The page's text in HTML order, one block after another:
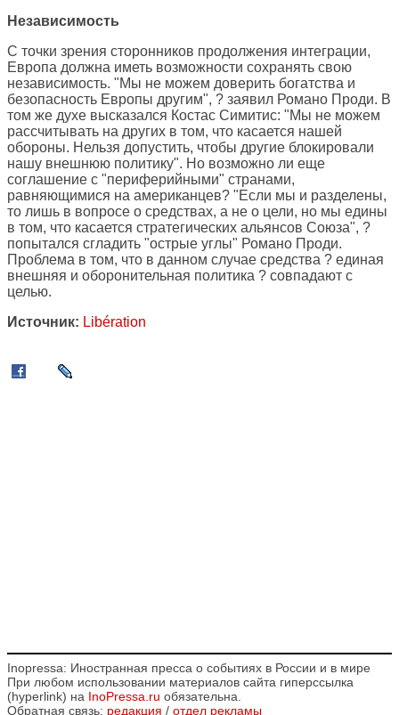
Независимость
С точки зрения сторонников продолжения интеграции,
Европа должна иметь возможности сохранять свою
независимость. "Мы не можем доверить богатства и
безопасность Европы другим", ? заявил Романо Проди. В
том же духе высказался Костас Симитис: "Мы не можем
рассчитывать на других в том, что касается нашей
обороны. Нельзя допустить, чтобы другие блокировали
нашу внешнюю политику". Но возможно ли еще
соглашение с "периферийными" странами,
равняющимися на американцев? "Если мы и разделены,
то лишь в вопросе о средствах, а не о цели, но мы едины
в том, что касается стратегических альянсов Союза", ?
попытался сгладить "острые углы" Романо Проди.
Проблема в том, что в данном случае средства ? единая
внешняя и оборонительная политика ? совпадают с
целью.
Источник: Libération
Inopressa: Иностранная пресса о событиях в России и в мире
При любом использовании материалов сайта гиперссылка
(hyperlink) на InoPressa.ru обязательна.
Обратная связь: редакция / отдел рекламы